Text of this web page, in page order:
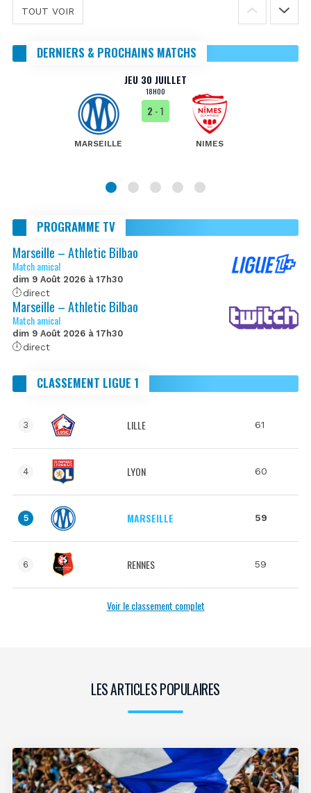
TOUT VOIR
DERNIERS & PROCHAINS MATCHS
JEU 30 JUILLET
18H00
MARSEILLE
2 - 1
NIMES
PROGRAMME TV
Marseille – Athletic Bilbao
Match amical
dim 9 Août 2026 à 17h30
direct
Marseille – Athletic Bilbao
Match amical
dim 9 Août 2026 à 17h30
direct
CLASSEMENT LIGUE 1
3 LILLE 61
4 LYON 60
5 MARSEILLE 59
6 RENNES 59
Voir le classement complet
LES ARTICLES POPULAIRES